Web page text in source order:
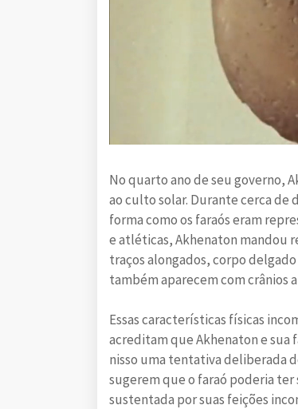
No quarto ano de seu governo,
ao culto solar. Durante cerca de
forma como os faraós eram
e atléticas, Akhenaton mandou
traços alongados, corpo
também aparecem com crânios
Essas características físicas
acreditam que Akhenaton e
nisso uma tentativa deliberada
sugerem que o faraó poderia
sustentada por suas feições